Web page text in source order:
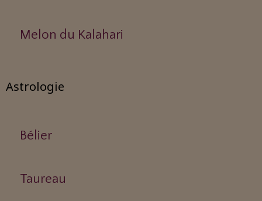
Melon du Kalahari
Astrologie
Bélier
Taureau